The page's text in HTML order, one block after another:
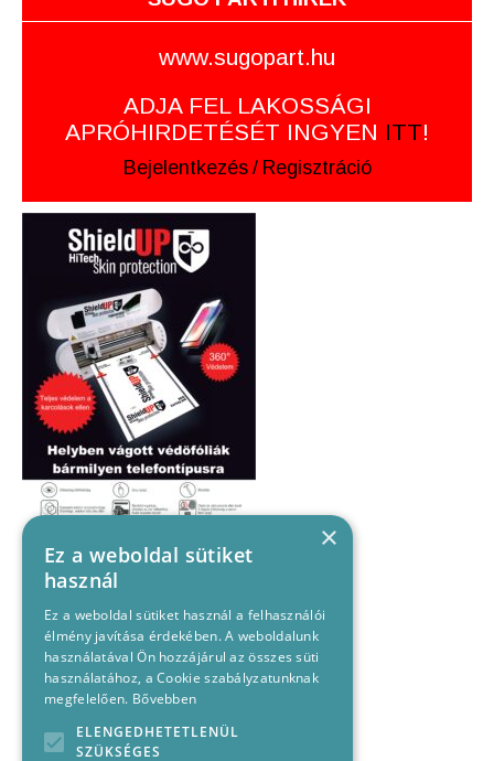
www.sugopart.hu
ADJA FEL LAKOSSÁGI
APRÓHIRDETÉSÉT INGYEN ITT!
Bejelentkezés / Regisztráció
×
Ez a weboldal sütiket
használ
Ez a weboldal sütiket használ a felhasználói
élmény javítása érdekében. A weboldalunk
használatával Ön hozzájárul az összes süti
használatához, a Cookie szabályzatunknak
megfelelően. Bővebben
ELENGEDHETETLENÜL
SZÜKSÉGES